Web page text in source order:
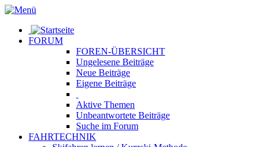
FORUM
FOREN-ÜBERSICHT
Ungelesene Beiträge
Neue Beiträge
Eigene Beiträge
Aktive Themen
Unbeantwortete Beiträge
Suche im Forum
FAHRTECHNIK